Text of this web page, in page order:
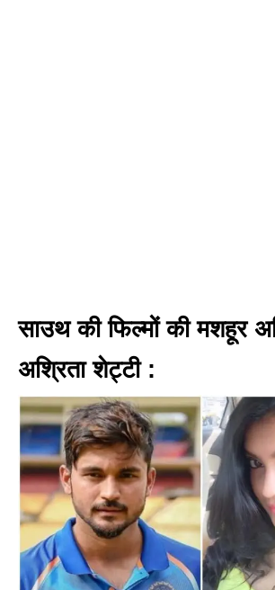
साउथ की फिल्मों की मशहूर
अश्रिता शेट्टी :